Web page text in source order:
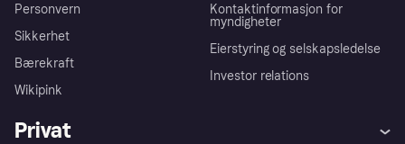
Personvern
Sikkerhet
Bærekraft
Wikipink
Kontaktinformasjon for
myndigheter
Eierstyring og selskapsledelse
Investor relations
Privat